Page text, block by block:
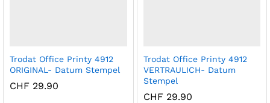
Trodat Office Printy 4912
ORIGINAL- Datum Stempel
CHF 29.90
Trodat Office Printy 4912
VERTRAULICH- Datum
Stempel
CHF 29.90